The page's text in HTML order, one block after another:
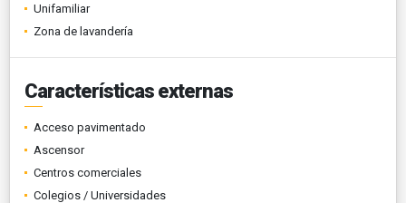
Unifamiliar
Zona de lavandería
Características externas
Acceso pavimentado
Ascensor
Centros comerciales
Colegios / Universidades